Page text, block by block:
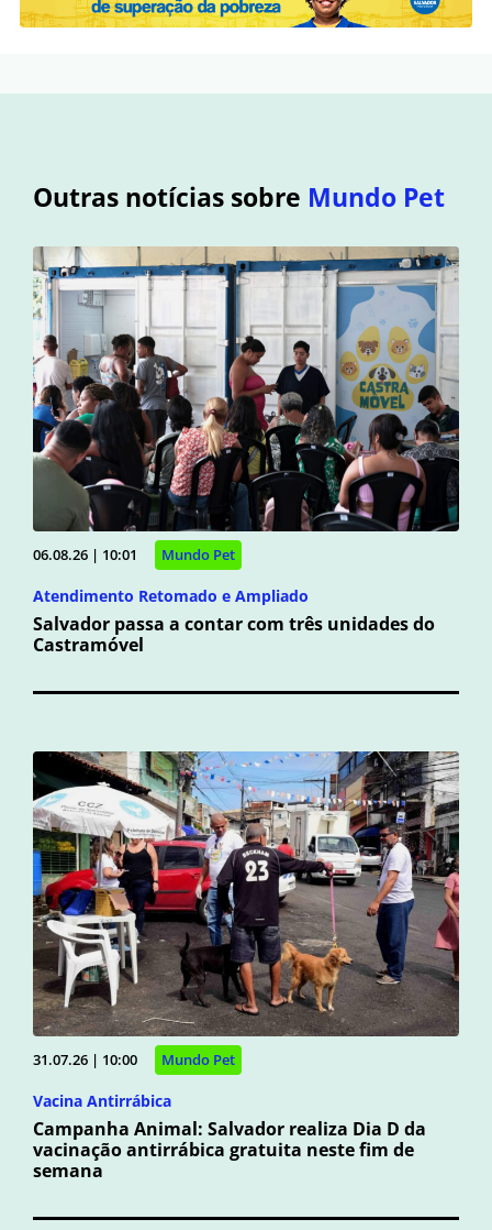
Outras notícias sobre Mundo Pet
06.08.26 | 10:01 Mundo Pet
Atendimento Retomado e Ampliado
Salvador passa a contar com três unidades do
Castramóvel
31.07.26 | 10:00 Mundo Pet
Vacina Antirrábica
Campanha Animal: Salvador realiza Dia D da
vacinação antirrábica gratuita neste fim de
semana